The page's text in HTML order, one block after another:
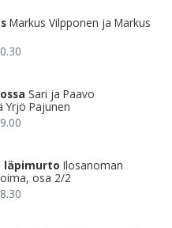
Markus Vilpponen ja Markus
Sari ja Paavo
Yrjö Pajunen
läpimurto Ilosanoman
osa 2/2